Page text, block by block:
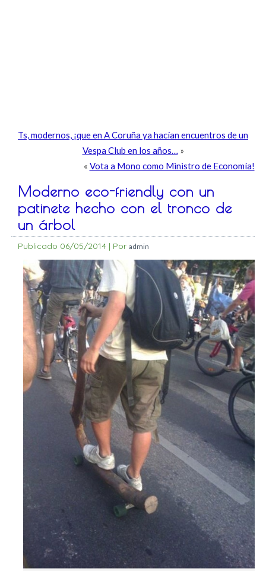
Ts, modernos, ¡que en A Coruña ya hacían encuentros de un
Vespa Club en los años… »
« Vota a Mono como Ministro de Economía!
Moderno eco-friendly con un
patinete hecho con el tronco de
un árbol
Publicado 06/05/2014 | Por admin